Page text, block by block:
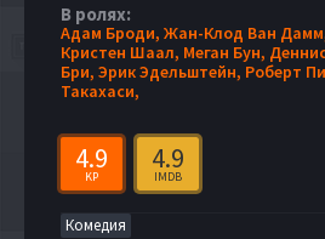
В ролях:
Адам Броди, Жан-Клод Ван
Кристен Шаал, Меган Бун,
Бри, Эрик Эдельштейн, Роберт
Такахаси,
4.9
KP
4.9
IMDB
Комедия